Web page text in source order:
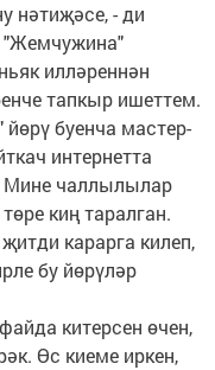
нәтиҗәсе, - ди
"Жемчужина"
илләреннән
тапкыр ишеттем.
буенча мастер-
интернетта
чаллылылар
киң таралган.
карарга килеп,
бу йөрүләр
китерсен өчен,
Өс киеме иркен,